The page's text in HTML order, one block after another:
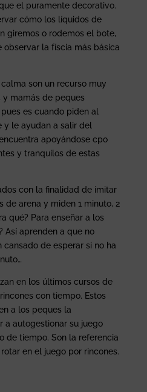
el puramente decorativo.
cómo los líquidos de
giremos o rodemos el bote,
observar la físcia más básica
son un recurso muy
y mamás de peques
es cuando piden al
y le ayudan a salir del
apoyándose cpo
y tranquilos de estas
con la finalidad de imitar
de arena y miden 1 minuto, 2
qué? Para enseñar a los
Así aprenden a que no
de esperar si no ha
en los últimos cursos de
con tiempo. Estos
a los peques la
a autogestionar su juego
de tiempo. Son la referencia
en el juego por rincones.